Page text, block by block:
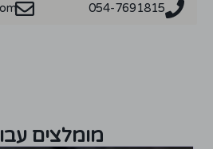
054-7691815
מומלצים